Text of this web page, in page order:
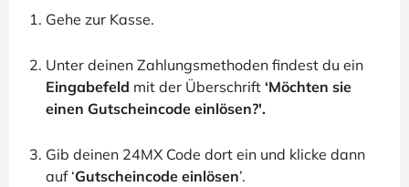
Gehe zur Kasse.
Unter deinen Zahlungsmethoden findest du ein
Eingabefeld mit der Überschrift ‘Möchten sie
einen Gutscheincode einlösen?'.
Gib deinen 24MX Code dort ein und klicke dann
auf ‘Gutscheincode einlösen’.